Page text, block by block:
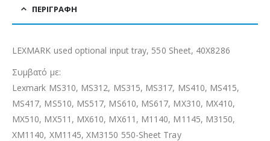
ΠΕΡΙΓΡΑΦΉ
LEXMARK used optional input tray, 550 Sheet, 40X8286
Συμβατό με:
Lexmark MS310, MS312, MS315, MS317, MS410, MS415,
MS417, MS510, MS517, MS610, MS617, MX310, MX410,
MX510, MX511, MX610, MX611, M1140, M1145, M3150,
XM1140, XM1145, XM3150 550-Sheet Tray